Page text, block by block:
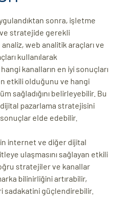
sonra, işletme
ve stratejide gerekli
web analitik araçları ve
kullanılarak
kanalların en iyi sonuçları
etkili olduğunu ve hangi
sağladığını belirleyebilir. Bu
pazarlama stratejisini
elde edebilir.
internet ve diğer dijital
ulaşmasını sağlayan etkili
stratejiler ve kanallar
bilinirliğini artırabilir,
sadakatini güçlendirebilir.